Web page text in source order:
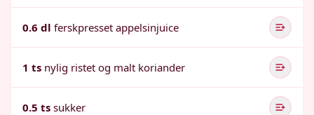
0.6 dl ferskpresset appelsinjuice
1 ts nylig ristet og malt koriander
0.5 ts sukker